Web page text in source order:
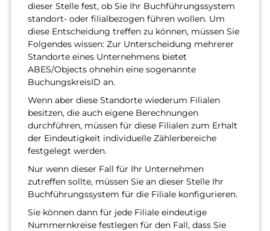
dieser Stelle fest, ob Sie Ihr Buchführungssystem
standort- oder filialbezogen führen wollen. Um
diese Entscheidung treffen zu können, müssen Sie
Folgendes wissen: Zur Unterscheidung mehrerer
Standorte eines Unternehmens bietet
ABES/Objects ohnehin eine sogenannte
BuchungskreisID an.
Wenn aber diese Standorte wiederum Filialen
besitzen, die auch eigene Berechnungen
durchführen, müssen für diese Filialen zum Erhalt
der Eindeutigkeit individuelle Zählerbereiche
festgelegt werden.
Nur wenn dieser Fall für Ihr Unternehmen
zutreffen sollte, müssen Sie an dieser Stelle Ihr
Buchführungssystem für die Filiale konfigurieren.
Sie können dann für jede Filiale eindeutige
Nummernkreise festlegen für den Fall, dass Sie